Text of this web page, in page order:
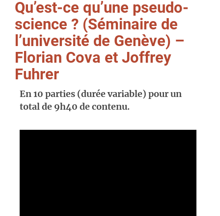
Qu’est-ce qu’une pseudo-
science ? (Séminaire de
l’université de Genève) –
Florian Cova et Joffrey
Fuhrer
En 10 parties (durée variable) pour un
total de 9h40 de contenu.